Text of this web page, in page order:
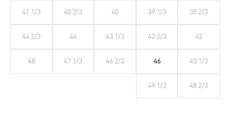
38 2/3
39 1/3
40
40 2/3
41 1/3
42
42 2/3
43 1/3
44
44 2/3
45 1/3
46
46 2/3
47 1/3
48
48 2/3
49 1/3